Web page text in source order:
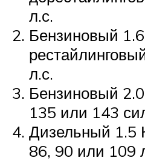
л.с.
Бензиновый 1.6
л.с.
Бензиновый
135 или 143
Дизельный 1.5
86, 90 или 109